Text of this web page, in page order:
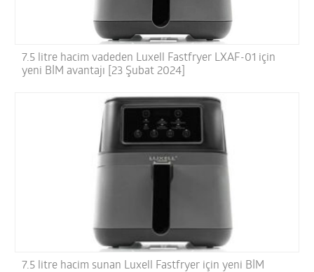
7.5 litre hacim vadeden Luxell Fastfryer LXAF-01 için
yeni BİM avantajı [23 Şubat 2024]
7.5 litre hacim sunan Luxell Fastfryer için yeni BİM